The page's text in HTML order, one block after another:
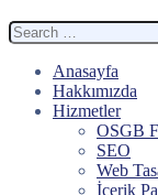
Search
for:
Anasayfa
Hakkımızda
Hizmetler
OSGB
SEO
Web
İçerik